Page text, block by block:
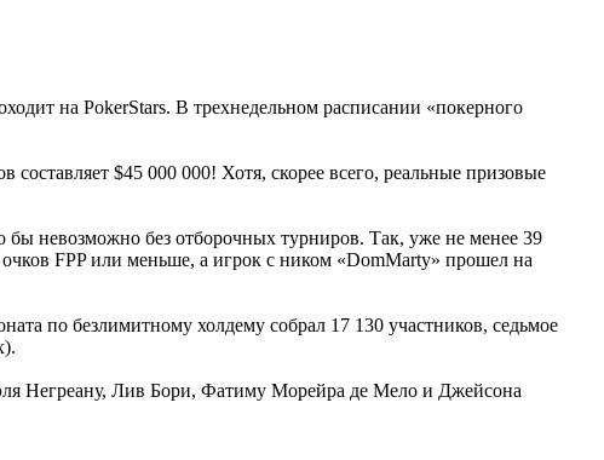
на PokerStars. В трехнедельном расписании «покерного
$45 000 000! Хотя, скорее всего, реальные призовые
невозможно без отборочных турниров. Так, уже не менее 39
FPP или меньше, а игрок с ником «DomMarty» прошел на
по безлимитному холдему собрал 17 130 участников, седьмое
Негреану, Лив Бори, Фатиму Морейра де Мело и Джейсона